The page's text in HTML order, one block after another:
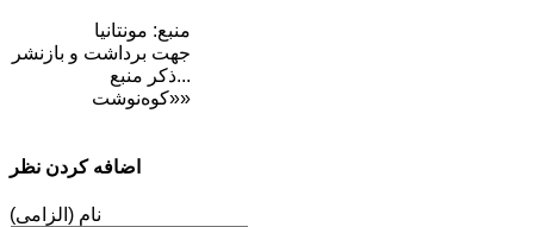
منبع: مونتانیا
جهت برداشت و بازنشر
...ذکر منبع
«کوه‌نوشت»
اضافه کردن نظر
نام (الزامی)